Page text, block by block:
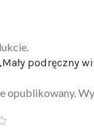
podręczny
opublikowany.